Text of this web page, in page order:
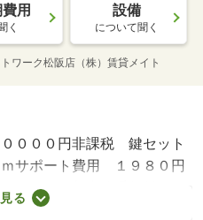
用
く
設備
について聞く
ワーク松阪店（株）賃貸メイト
０００円非課税 鍵セット
サポート費用 １９８０円
月額 更新事務手数料 ２
契約時保証委託料：２２，
る